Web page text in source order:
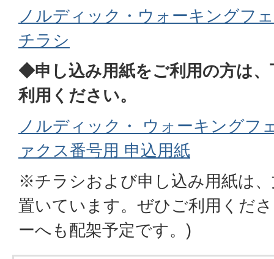
ノルディック・ウォーキングフ
チラシ
◆申し込み用紙をご利用の方は
利用ください。
ノルディック・ ウォーキングフ
ァクス番号用 申込用紙
※チラシおよび申し込み用紙は
置いています。ぜひご利用くだ
ーへも配架予定です。)